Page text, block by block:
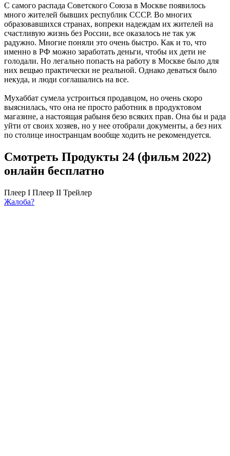
С самого распада Советского Союза в Москве появилось
много жителей бывших республик СССР. Во многих
образовавшихся странах, вопреки надеждам их жителей на
счастливую жизнь без России, все оказалось не так уж
радужно. Многие поняли это очень быстро. Как и то, что
именно в РФ можно заработать деньги, чтобы их дети не
голодали. Но легально попасть на работу в Москве было для
них вещью практически не реальной. Однако деваться было
некуда, и люди соглашались на все.
Мухаббат сумела устроиться продавцом, но очень скоро
выяснилась, что она не просто работник в продуктовом
магазине, а настоящая рабыня безо всяких прав. Она бы и рада
уйти от своих хозяев, но у нее отобрали документы, а без них
по столице иностранцам вообще ходить не рекомендуется.
Смотреть Продукты 24 (фильм 2022)
онлайн бесплатно
Плеер I Плеер II Трейлер
Жалоба?